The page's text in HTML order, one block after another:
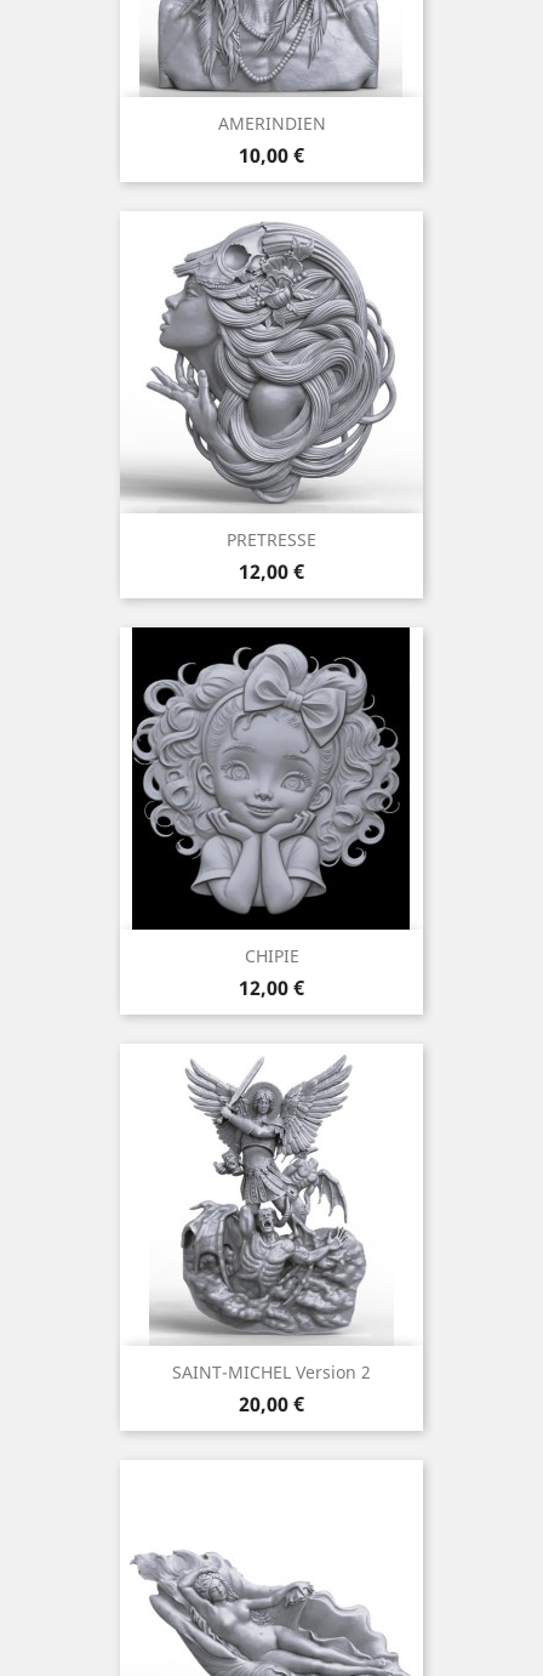
AMERINDIEN
Prix
10,00 €
PRETRESSE
Prix
12,00 €
CHIPIE
Prix
12,00 €
SAINT-MICHEL Version 2
Prix
20,00 €